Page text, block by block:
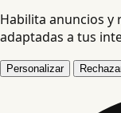
Habilita anuncios y
adaptadas a tus
Personalizar